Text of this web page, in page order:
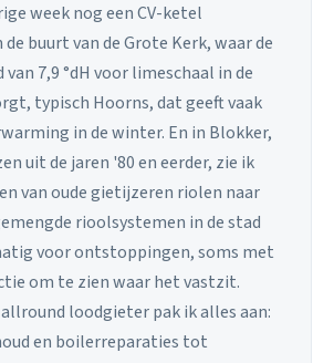
week nog een CV-ketel
buurt van de Grote Kerk, waar de
7,9 °dH voor limeschaal in de
typisch Hoorns, dat geeft vaak
in de winter. En in Blokker,
uit de jaren '80 en eerder, zie ik
van oude gietijzeren riolen naar
rioolsystemen in de stad
voor ontstoppingen, soms met
om te zien waar het vastzit.
loodgieter pak ik alles aan:
en boilerreparaties tot